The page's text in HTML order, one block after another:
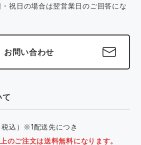
祝日の場合は翌営業日のご回答にな
お問い合わせ
て
込）※1配送先につき
ご注文は送料無料になります。